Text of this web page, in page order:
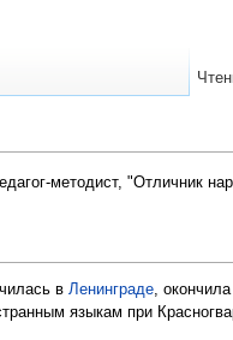
методист, "Отличник
в Ленинграде ,
языкам при